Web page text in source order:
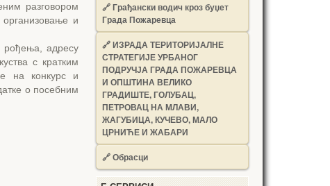
разговором
организовање и
адресу
с кратким
на конкурс и
о посебним
🔗Грађански водич кроз буџет
Града Пожаревца
🔗ИЗРАДА ТЕРИТОРИЈАЛНЕ
СТРАТЕГИЈЕ УРБАНОГ
ПОДРУЧЈА ГРАДА ПОЖАРЕВЦА
И ОПШТИНА ВЕЛИКО
ГРАДИШТЕ, ГОЛУБАЦ,
ПЕТРОВАЦ НА МЛАВИ,
ЖАГУБИЦА, КУЧЕВО, МАЛО
ЦРНИЋЕ И ЖАБАРИ
🔗Обрасци